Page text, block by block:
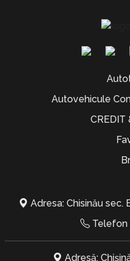
Autovehicule
CREDIT
Adresa: Chisinău sec.
Telefon
Adresă: